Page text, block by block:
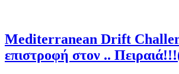
Mediterranean Drift
επιστροφή στον ..